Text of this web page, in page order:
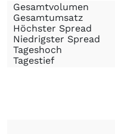
Gesamtvolumen
Gesamtumsatz
Höchster Spread
Niedrigster Spread
Tageshoch
Tagestief